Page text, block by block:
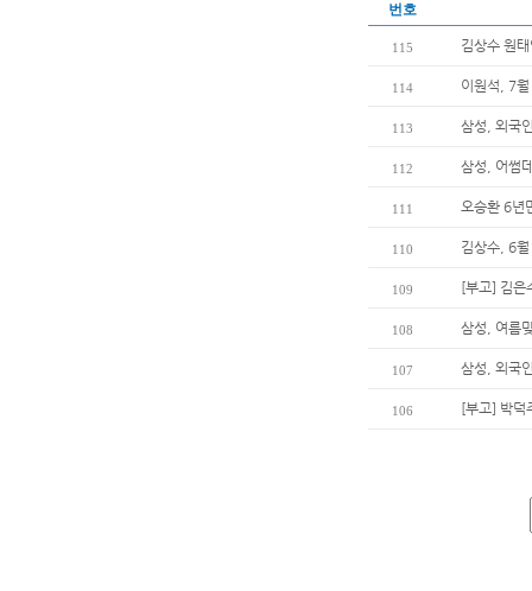
번호
115 김상수 원
114 이원석, 7
113 삼성, 외국
112 삼성, 어썸
111 오승환 6년
110 김상수, 6
109 [부고] 김은
108 삼성, 여름
107 삼성, 외국
106 [부고] 박덕